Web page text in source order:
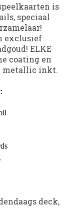
is
speciaal
exclusief
ELKE
coating en
metallic inkt.
:
deck,